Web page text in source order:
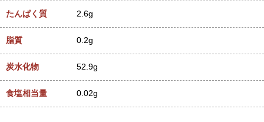
たんぱく質 2.6g
脂質 0.2g
炭水化物 52.9g
食塩相当量 0.02g